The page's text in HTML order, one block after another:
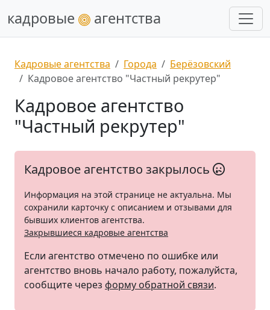
кадровые агентства
Кадровые агентства Города
Берёзовский
Кадровое агентство "Частный рекрутер"
Кадровое агентство
"Частный рекрутер"
Кадровое агентство закрылось
Информация на этой странице не актуальна. Мы
сохранили карточку с описанием и отзывами для
бывших клиентов агентства.
Закрывшиеся кадровые агентства
Если агентство отмечено по ошибке или
агентство вновь начало работу, пожалуйста,
сообщите через форму обратной связи.